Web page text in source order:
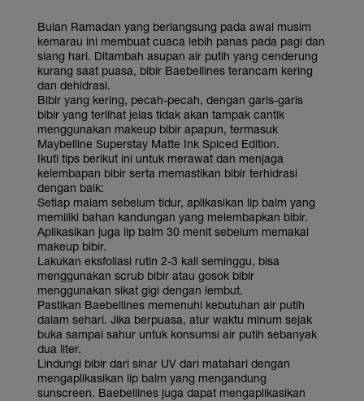
Bulan Ramadan yang berlangsung pada awal musim
kemarau ini membuat cuaca lebih panas pada pagi dan
siang hari. Ditambah asupan air putih yang cenderung
kurang saat puasa, bibir Baebellines terancam kering
dan dehidrasi.
Bibir yang kering, pecah-pecah, dengan garis-garis
bibir yang terlihat jelas tidak akan tampak cantik
menggunakan makeup bibir apapun, termasuk
Maybelline Superstay Matte Ink Spiced Edition.
Ikuti tips berikut ini untuk merawat dan menjaga
kelembapan bibir serta memastikan bibir terhidrasi
dengan baik:
Setiap malam sebelum tidur, aplikasikan lip balm yang
memiliki bahan kandungan yang melembapkan bibir.
Aplikasikan juga lip balm 30 menit sebelum memakai
makeup bibir.
Lakukan eksfoliasi rutin 2-3 kali seminggu, bisa
menggunakan scrub bibir atau gosok bibir
menggunakan sikat gigi dengan lembut.
Pastikan Baebellines memenuhi kebutuhan air putih
dalam sehari. Jika berpuasa, atur waktu minum sejak
buka sampai sahur untuk konsumsi air putih sebanyak
dua liter.
Lindungi bibir dari sinar UV dari matahari dengan
mengaplikasikan lip balm yang mengandung
sunscreen. Baebellines juga dapat mengaplikasikan